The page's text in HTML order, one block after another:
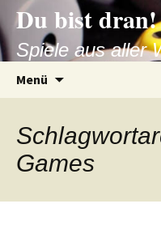
Zum
Inhalt
springen
Du bist dran!
Spiele aus aller
Menü
Games